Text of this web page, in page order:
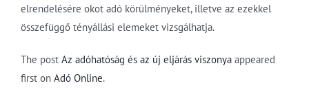
elrendelésére okot adó körülményeket, illetve az ezekkel
összefüggő tényállási elemeket vizsgálhatja.
The post Az adóhatóság és az új eljárás viszonya appeared
first on Adó Online.